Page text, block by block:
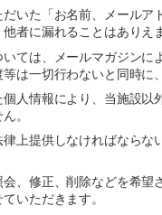
いた「お名前、メール
者に漏れることはありえ
ては、メールマガジンに
は一切行わないと同時に
人情報により、当施設以
。
上提供しなければなら
、修正、削除などを希望
いただきます。